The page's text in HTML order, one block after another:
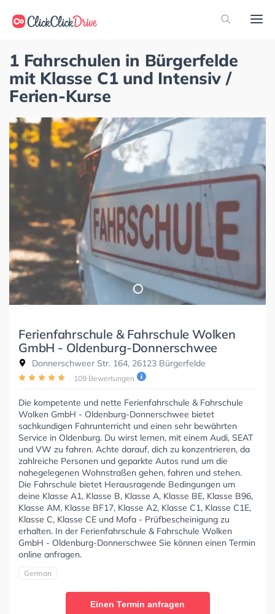
1 Fahrschulen in Bürgerfelde
mit Klasse C1 und Intensiv /
Ferien-Kurse
Ferienfahrschule & Fahrschule Wolken
GmbH - Oldenburg-Donnerschwee
Donnerschweer Str. 164, 26123 Bürgerfelde
109 Bewertungen
Die kompetente und nette Ferienfahrschule & Fahrschule
Wolken GmbH - Oldenburg-Donnerschwee bietet
sachkundigen Fahrunterricht und einen sehr bewährten
Service in Oldenburg. Du wirst lernen, mit einem Audi, SEAT
und VW zu fahren. Achte darauf, dich zu konzentrieren, da
zahlreiche Personen und geparkte Autos rund um die
nahegelegenen Wohnstraßen gehen, fahren und stehen.
Die Fahrschule bietet Herausragende Bedingungen um
deine Klasse A1, Klasse B, Klasse A, Klasse BE, Klasse B96,
Klasse AM, Klasse BF17, Klasse A2, Klasse C1, Klasse C1E,
Klasse C, Klasse CE und Mofa - Prüfbescheinigung zu
erhalten. In der Ferienfahrschule & Fahrschule Wolken
GmbH - Oldenburg-Donnerschwee Sie können einen Termin
online anfragen.
German
Einen Termin anfragen